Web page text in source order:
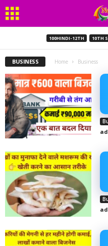
100HINDI-12TH 10TH
BUSINESS Home Business